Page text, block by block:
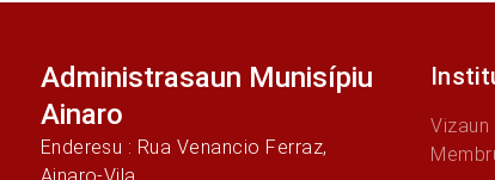
Administrasaun Munisípiu
Ainaro
Enderesu : Rua Venancio Ferraz,
Vizaun